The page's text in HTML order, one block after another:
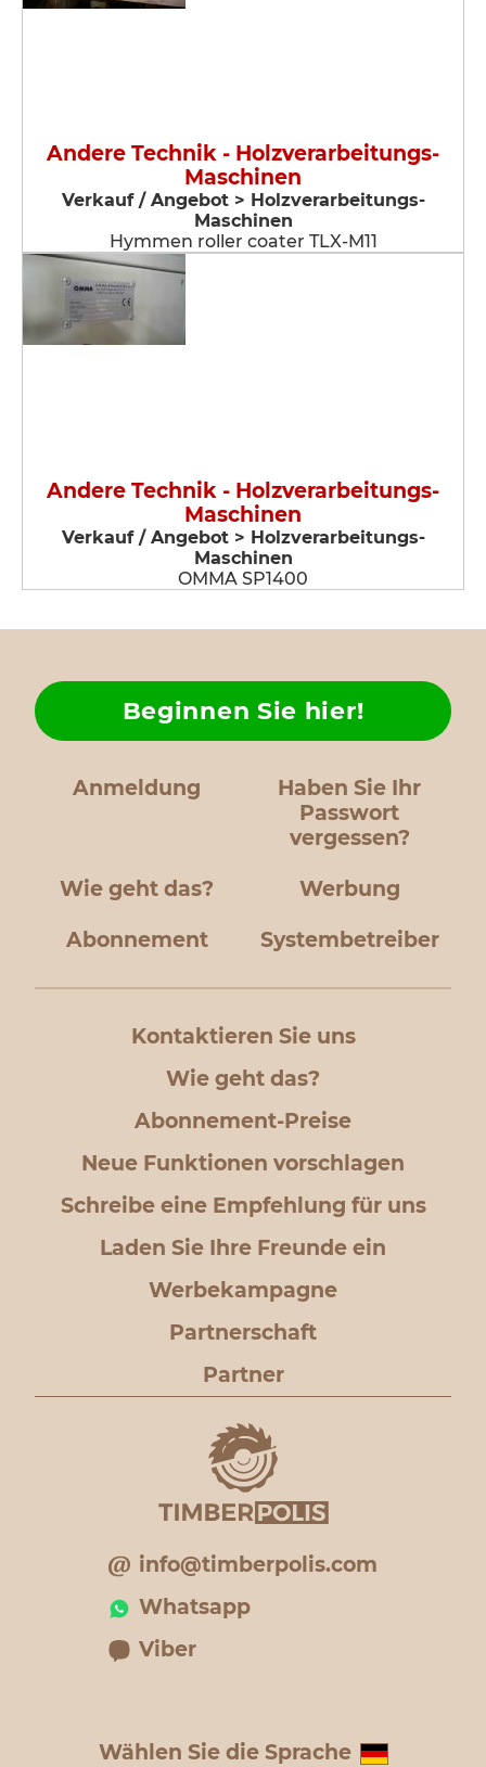
Andere Technik - Holzverarbeitungs-
Maschinen
Verkauf / Angebot > Holzverarbeitungs-
Maschinen
Hymmen roller coater TLX-M11
Andere Technik - Holzverarbeitungs-
Maschinen
Verkauf / Angebot > Holzverarbeitungs-
Maschinen
OMMA SP1400
Anmeldung
Haben Sie Ihr
Passwort
vergessen?
Wie geht das?
Beginnen Sie hier!
Werbung
Abonnement Systembetreiber
Kontaktieren Sie uns
Wie geht das?
Abonnement-Preise
Neue Funktionen vorschlagen
Schreibe eine Empfehlung für uns
Laden Sie Ihre Freunde ein
Werbekampagne
Partnerschaft
Partner
info@timberpolis.com
Whatsapp
Viber
Wählen Sie die Sprache